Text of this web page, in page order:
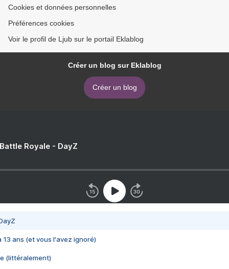
Cookies et données personnelles
Préférences cookies
Voir le profil de Ljub sur le portail Eklablog
Créer un blog sur Eklablog
Créer un blog
Royale - DayZ
13 ans (et vous l'avez ignoré)
(littéralement)